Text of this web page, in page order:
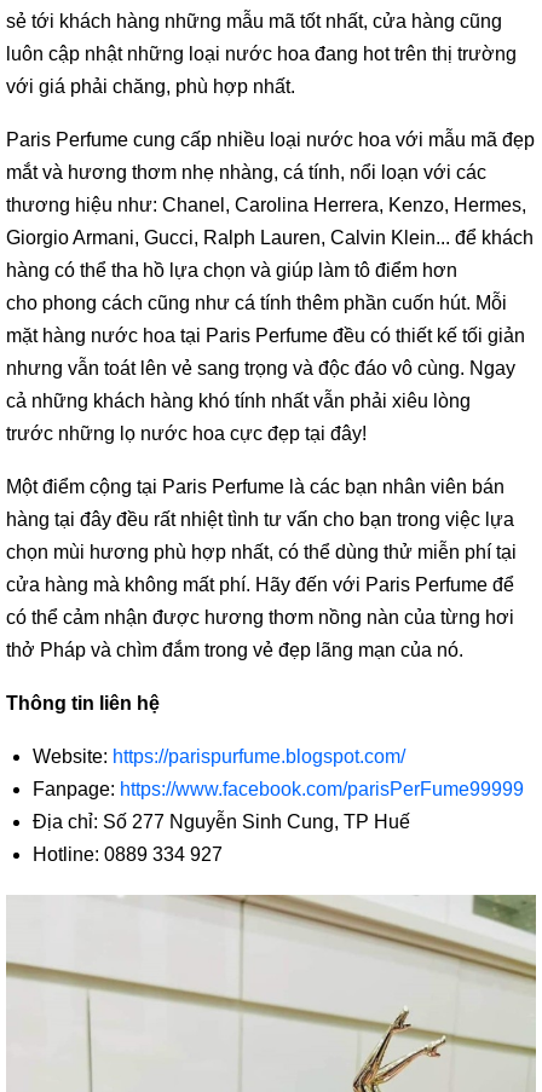
sẻ tới khách hàng những mẫu mã tốt nhất, cửa hàng cũng
luôn cập nhật những loại nước hoa đang hot trên thị trường
với giá phải chăng, phù hợp nhất.
Paris Perfume cung cấp nhiều loại nước hoa với mẫu mã đẹp
mắt và hương thơm nhẹ nhàng, cá tính, nổi loạn với các
thương hiệu như: Chanel, Carolina Herrera, Kenzo, Hermes,
Giorgio Armani, Gucci, Ralph Lauren, Calvin Klein... để khách
hàng có thể tha hồ lựa chọn và giúp làm tô điểm hơn
cho phong cách cũng như cá tính thêm phần cuốn hút. Mỗi
mặt hàng nước hoa tại Paris Perfume đều có thiết kế tối giản
nhưng vẫn toát lên vẻ sang trọng và độc đáo vô cùng. Ngay
cả những khách hàng khó tính nhất vẫn phải xiêu lòng
trước những lọ nước hoa cực đẹp tại đây!
Một điểm cộng tại Paris Perfume là các bạn nhân viên bán
hàng tại đây đều rất nhiệt tình tư vấn cho bạn trong việc lựa
chọn mùi hương phù hợp nhất, có thể dùng thử miễn phí tại
cửa hàng mà không mất phí. Hãy đến với Paris Perfume để
có thể cảm nhận được hương thơm nồng nàn của từng hơi
thở Pháp và chìm đắm trong vẻ đẹp lãng mạn của nó.
Thông tin liên hệ
Website: https://parispurfume.blogspot.com/
Fanpage: https://www.facebook.com/parisPerFume99999
Địa chỉ: Số 277 Nguyễn Sinh Cung, TP Huế
Hotline: 0889 334 927